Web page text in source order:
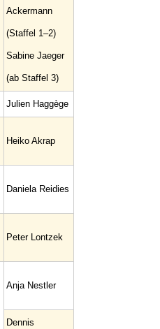
Ackermann
(Staffel 1–2)
Sabine Jaeger
(ab Staffel 3)
Julien Haggège
Heiko Akrap
Daniela Reidies
Peter Lontzek
Anja Nestler
Dennis